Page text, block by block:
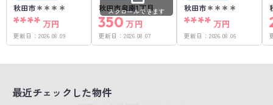
秋田市＊＊＊＊
**** 万円
更新日： 2026.08.09
秋田市泉南1丁目
350万円
更新日： 2026.08.07
秋田市＊＊＊＊
**** 万円
更新日： 2026.08.06
スクロールできます
最近チェックした物件